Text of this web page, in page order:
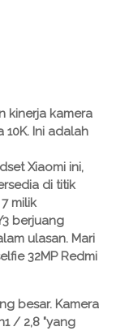
kinerja kamera
Ini adalah
Xiaomi ini,
di titik
milik
berjuang
ulasan. Mari
32MP Redmi
besar. Kamera
/ 2,8 "yang